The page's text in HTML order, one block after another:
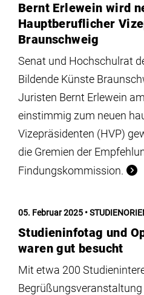
Bernt Erlewein wird
Hauptberuflicher
Braunschweig
Senat und Hochschulrat
Bildende Künste
Juristen Bernt Erlewein
einstimmig zum neuen
Vizepräsidenten (HVP)
die Gremien der
Findungskommission.
05. Februar 2025
Studieninfotag und
waren gut besucht
Mit etwa 200